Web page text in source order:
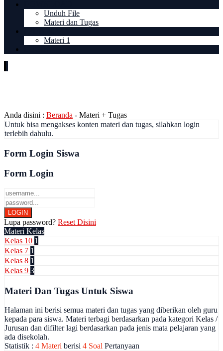
Unduh File
Materi dan Tugas
Materi 1
Anda disini : Beranda - Materi + Tugas
Untuk bisa mengakses konten materi dan tugas, silahkan login
terlebih dahulu.
Form Login Siswa
Form Login
Lupa password? Reset Disini
Materi Kelas
Kelas 10 1
Kelas 7 1
Kelas 8 1
Kelas 9 3
Materi Dan Tugas Untuk Siswa
Halaman ini berisi semua materi dan tugas yang diberikan oleh guru
kepada para siswa. Materi terbagi berdasarkan pada kategori Kelas /
Jurusan dan difilter lagi berdasarkan pada jenis mata pelajaran yang
ada disekolah.
Statistik : 4 Materi berisi 4 Soal Pertanyaan